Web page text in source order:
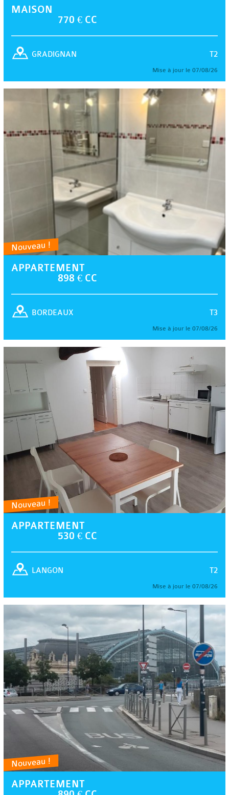
MAISON
770 € CC
T2
GRADIGNAN
Mise à jour le 07/08/26
Nouveau !
APPARTEMENT
898 € CC
T3
BORDEAUX
Mise à jour le 07/08/26
Nouveau !
APPARTEMENT
530 € CC
T2
LANGON
Mise à jour le 07/08/26
Nouveau !
APPARTEMENT